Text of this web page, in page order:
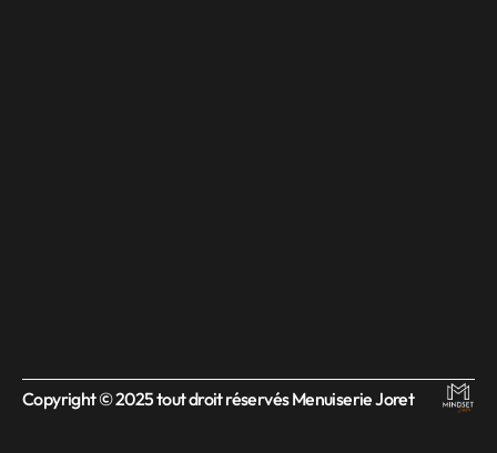
Copyright © 2025 tout droit réservés Menuiserie Joret